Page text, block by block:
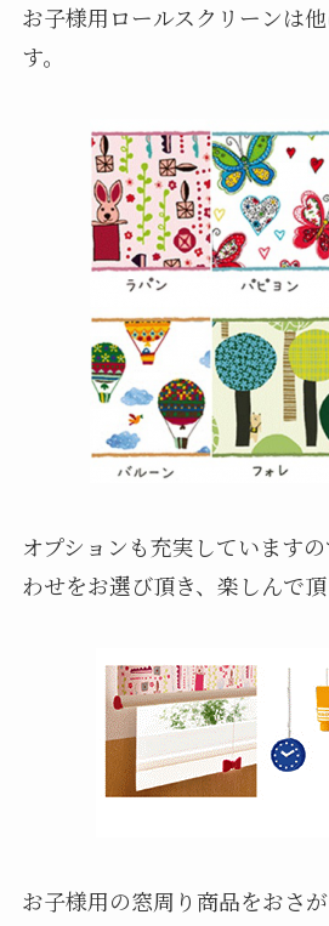
お子様用ロールスクリーンは
す。
オプションも充実しています
わせをお選び頂き、楽しんで頂
お子様用の窓周り商品をおさ